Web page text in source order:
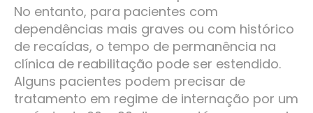
No entanto, para pacientes com
dependências mais graves ou com histórico
de recaídas, o tempo de permanência na
clínica de reabilitação pode ser estendido.
Alguns pacientes podem precisar de
tratamento em regime de internação por um